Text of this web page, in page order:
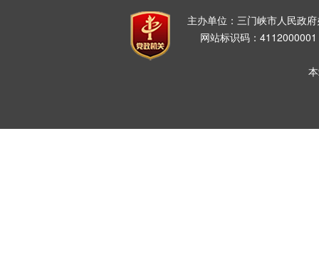
主办单位：三门峡市人民政
网站标识码：4112000001